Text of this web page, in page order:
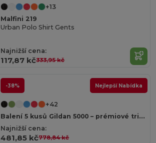
+13
Malfini 219
Urban Polo Shirt Gents
Najnižší cena:
117,87 kč333,95 kč
-38% Nejlepší Nabídka
+42
Balení 5 kusů Gildan 5000 – prémiové tričko z těžké bavlny, klasický střih pro dospělé
Najnižší cena:
481,85 kč778,84 kč